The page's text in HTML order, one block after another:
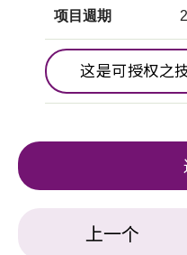
项目週期
这是可授权之
上一个